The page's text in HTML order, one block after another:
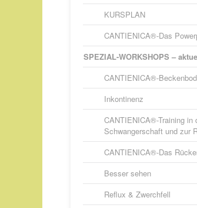
KURSPLAN
CANTIENICA®-Das
SPEZIAL-WORKSHOPS –
CANTIENICA®-
Inkontinenz
CANTIENICA®-Training in
Schwangerschaft und zur
CANTIENICA®-Das
Besser sehen
Reflux & Zwerchfell